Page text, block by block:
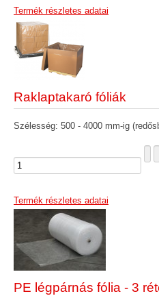
Termék részletes adatai
Raklaptakaró fóliák
Szélesség: 500 - 4000 mm-ig
Termék részletes adatai
PE légpárnás fólia - 3